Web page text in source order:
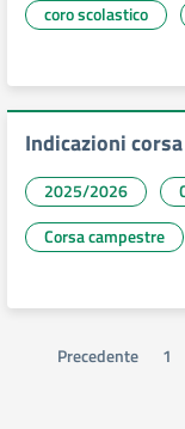
coro scolastico
Indicazioni
2025/2026
Corsa campestre
Precedente 1